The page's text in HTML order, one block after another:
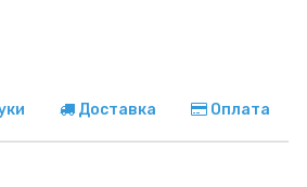
Доставка Оплата